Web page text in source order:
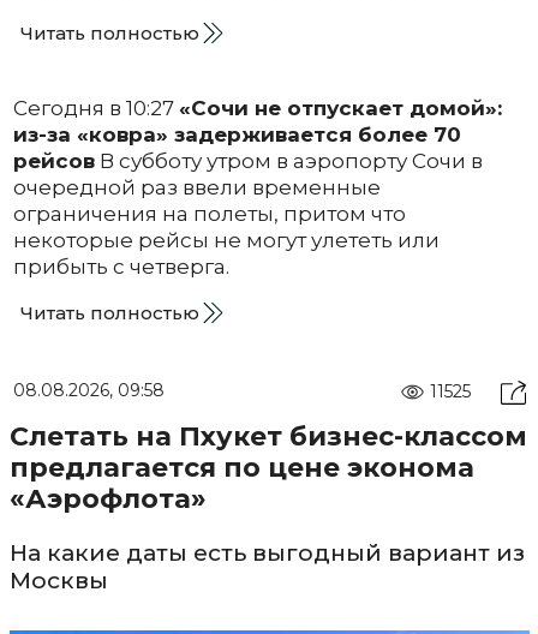
Читать полностью
Сегодня в 10:27 «Сочи не отпускает домой»:
из-за «ковра» задерживается более 70
рейсовВ субботу утром в аэропорту Сочи в
очередной раз ввели временные
ограничения на полеты, притом что
некоторые рейсы не могут улететь или
прибыть с четверга.
Читать полностью
08.08.2026, 09:58 11525
Слетать на Пхукет бизнес-классом
предлагается по цене эконома
«Аэрофлота»
На какие даты есть выгодный вариант из
Москвы